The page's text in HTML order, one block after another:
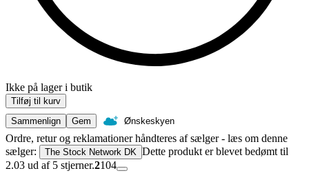
Ikke på lager i butik
Tilføj til kurv
Sammenlign
Gem Ønskeskyen
Ordre, retur og reklamationer håndteres af sælger - læs om denne
sælger:
The Stock Network DK Dette produkt er blevet bedømt til
2.03 ud af 5 stjerner.2104